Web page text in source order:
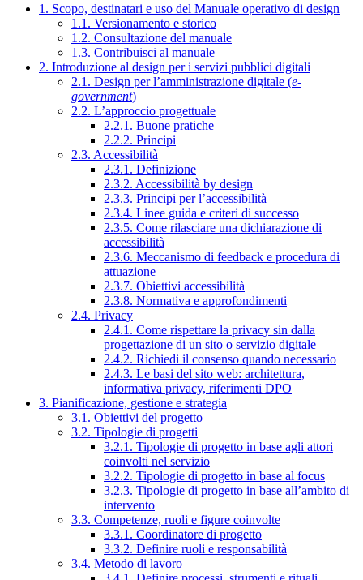
1. Scopo, destinatari e uso del Manuale operativo di design
1.1. Versionamento e storico
1.2. Consultazione del manuale
1.3. Contribuisci al manuale
2. Introduzione al design per i servizi pubblici digitali
2.1. Design per l’amministrazione digitale (e-
government)
2.2. L’approccio progettuale
2.2.1. Buone pratiche
2.2.2. Principi
2.3. Accessibilità
2.3.1. Definizione
2.3.2. Accessibilità by design
2.3.3. Principi per l’accessibilità
2.3.4. Linee guida e criteri di successo
2.3.5. Come rilasciare una dichiarazione di
accessibilità
2.3.6. Meccanismo di feedback e procedura di
attuazione
2.3.7. Obiettivi accessibilità
2.3.8. Normativa e approfondimenti
2.4. Privacy
2.4.1. Come rispettare la privacy sin dalla
progettazione di un sito o servizio digitale
2.4.2. Richiedi il consenso quando necessario
2.4.3. Le basi del sito web: architettura,
informativa privacy, riferimenti DPO
3. Pianificazione, gestione e strategia
3.1. Obiettivi del progetto
3.2. Tipologie di progetti
3.2.1. Tipologie di progetto in base agli attori
coinvolti nel servizio
3.2.2. Tipologie di progetto in base al focus
3.2.3. Tipologie di progetto in base all’ambito di
intervento
3.3. Competenze, ruoli e figure coinvolte
3.3.1. Coordinatore di progetto
3.3.2. Definire ruoli e responsabilità
3.4. Metodo di lavoro